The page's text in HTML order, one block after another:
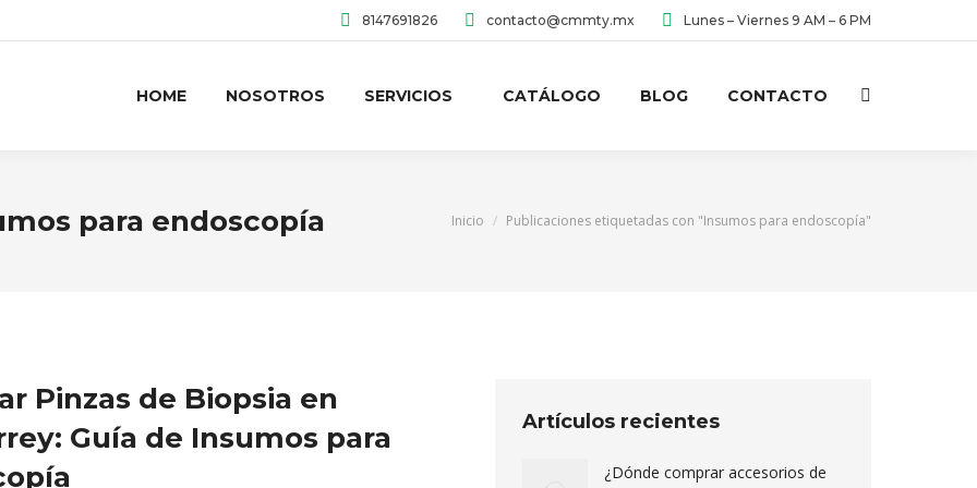
8147691826 contacto@cmmty.mx Lunes – Viernes 9 AM – 6 PM
HOME NOSOTROS SERVICIOS CATÁLOGO BLOG CONTACTO Buscar:
para endoscopía Estás aquí:
Inicio Publicaciones etiquetadas con "Insumos para endoscopía"
Pinzas de Biopsia en
Guía de Insumos para
Artículos recientes
¿Dónde comprar accesorios de